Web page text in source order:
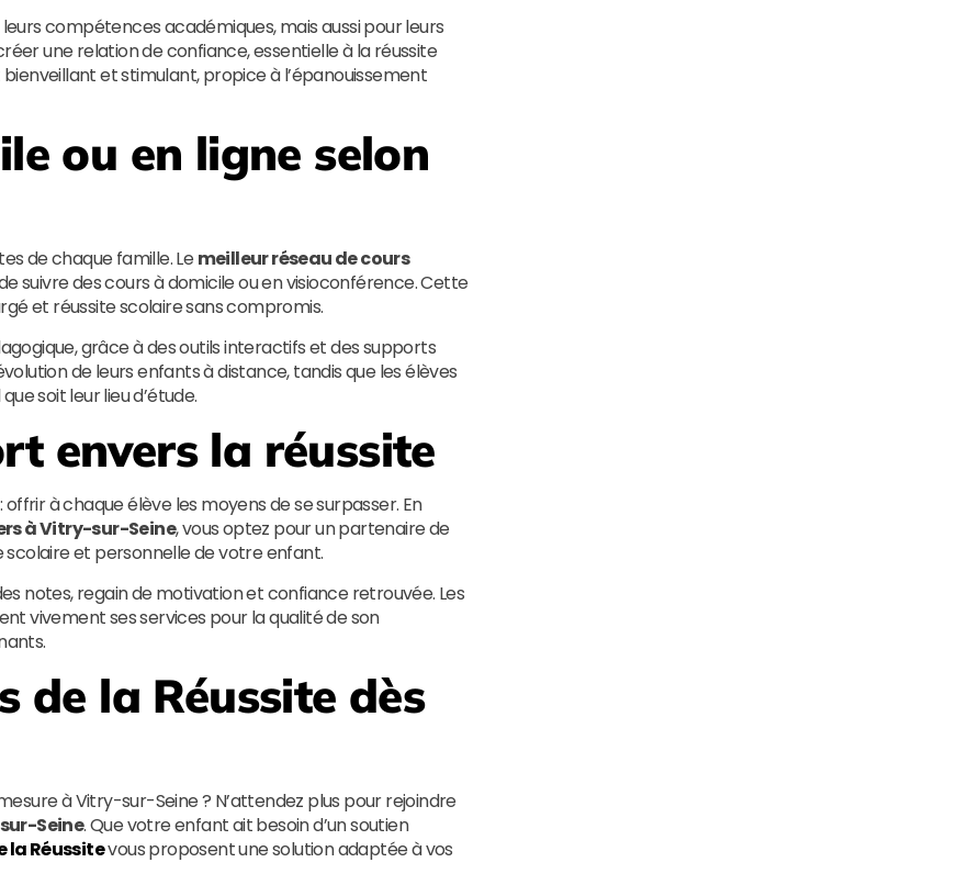
compétences académiques, mais aussi pour leurs
une relation de confiance, essentielle à la réussite
et stimulant, propice à l’épanouissement
ou en ligne selon
de chaque famille. Le meilleur réseau de cours
suivre des cours à domicile ou en visioconférence. Cette
et réussite scolaire sans compromis.
grâce à des outils interactifs et des supports
de leurs enfants à distance, tandis que les élèves
soit leur lieu d’étude.
envers la réussite
offrir à chaque élève les moyens de se surpasser. En
à Vitry-sur-Seine, vous optez pour un partenaire de
scolaire et personnelle de votre enfant.
notes, regain de motivation et confiance retrouvée. Les
vivement ses services pour la qualité de son
de la Réussite dès
à Vitry-sur-Seine ? N’attendez plus pour rejoindre
Seine. Que votre enfant ait besoin d’un soutien
la Réussitevous proposent une solution adaptée à vos